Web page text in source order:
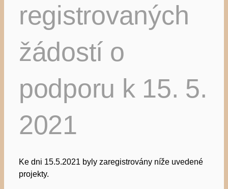
registrovaných
žádostí o
podporu k 15. 5.
2021
Ke dni 15.5.2021 byly zaregistrovány níže uvedené
projekty.